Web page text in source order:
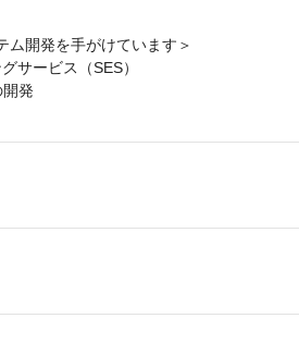
ム開発を手がけています＞
サービス（SES）
発